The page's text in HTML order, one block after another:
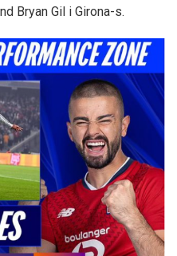
Bryan Gil i Girona-s.